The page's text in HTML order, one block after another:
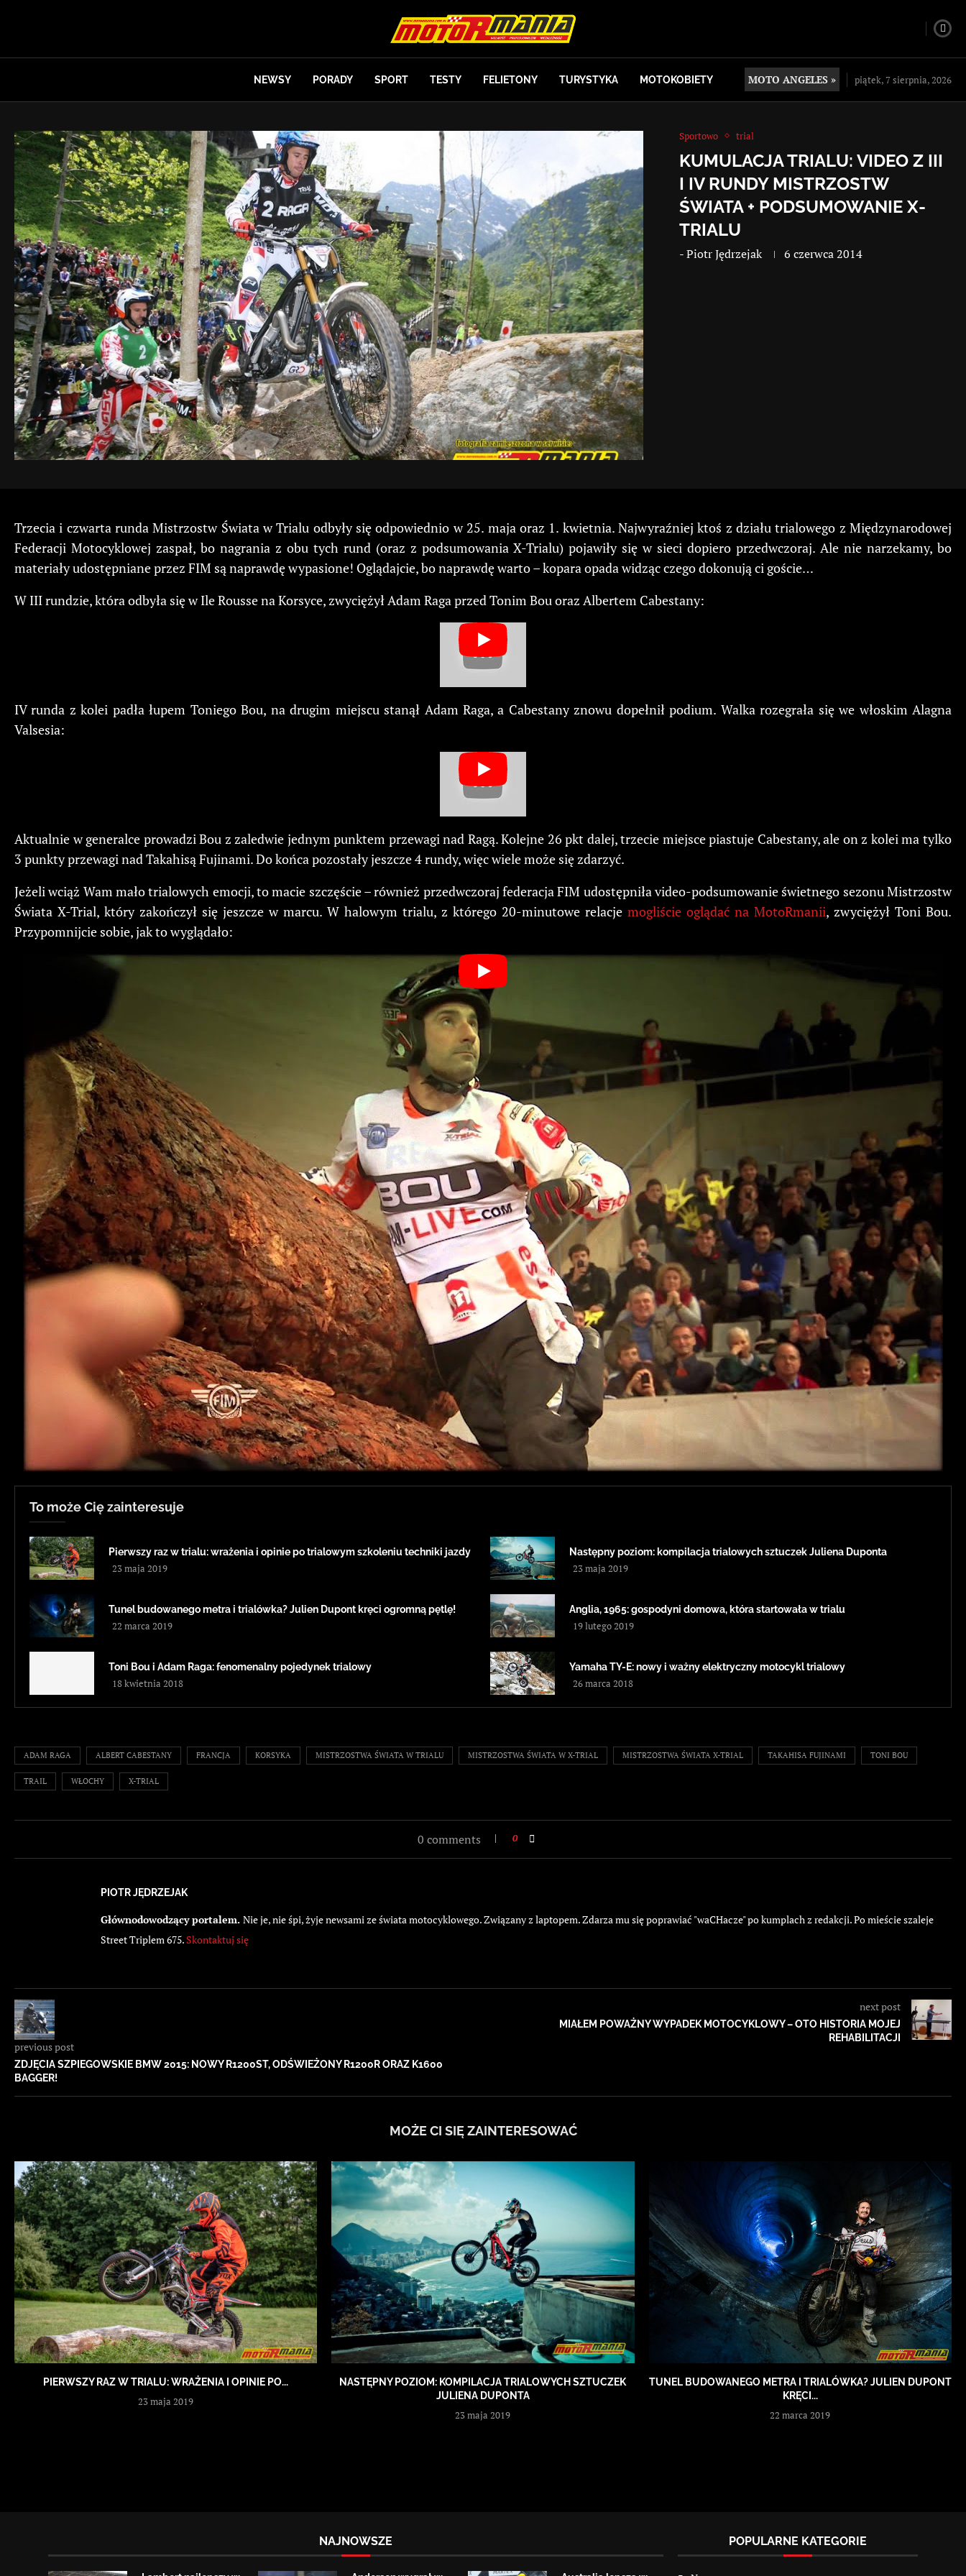
NEWSY PORADY SPORT TESTY FELIETONY TURYSTYKA MOTOKOBIETY MOTO ANGELES » piątek, 7 sierpnia, 2026
Sportowo trial
KUMULACJA TRIALU: VIDEO Z III
I IV RUNDY MISTRZOSTW
ŚWIATA + PODSUMOWANIE X-
TRIALU
-Piotr Jędrzejak 6 czerwca 2014
Trzecia i czwarta runda Mistrzostw Świata w Trialu odbyły się odpowiednio w 25. maja oraz 1. kwietnia. Najwyraźniej ktoś z działu trialowego z Międzynarodowej
Federacji Motocyklowej zaspał, bo nagrania z obu tych rund (oraz z podsumowania X-Trialu) pojawiły się w sieci dopiero przedwczoraj. Ale nie narzekamy, bo
materiały udostępniane przez FIM są naprawdę wypasione! Oglądajcie, bo naprawdę warto – kopara opada widząc czego dokonują ci goście…
W III rundzie, która odbyła się w Ile Rousse na Korsyce, zwyciężył Adam Raga przed Tonim Bou oraz Albertem Cabestany:
IV runda z kolei padła łupem Toniego Bou, na drugim miejscu stanął Adam Raga, a Cabestany znowu dopełnił podium. Walka rozegrała się we włoskim Alagna
Valsesia:
Aktualnie w generalce prowadzi Bou z zaledwie jednym punktem przewagi nad Ragą. Kolejne 26 pkt dalej, trzecie miejsce piastuje Cabestany, ale on z kolei ma tylko
3 punkty przewagi nad Takahisą Fujinami. Do końca pozostały jeszcze 4 rundy, więc wiele może się zdarzyć.
Jeżeli wciąż Wam mało trialowych emocji, to macie szczęście – również przedwczoraj federacja FIM udostępniła video-podsumowanie świetnego sezonu Mistrzostw
Świata X-Trial, który zakończył się jeszcze w marcu. W halowym trialu, z którego 20-minutowe relacje mogliście oglądać na MotoRmanii, zwyciężył Toni Bou.
Przypomnijcie sobie, jak to wyglądało:
To może Cię zainteresuje
Pierwszy raz w trialu: wrażenia i opinie po trialowym szkoleniu techniki jazdy
23 maja 2019
Następny poziom: kompilacja trialowych sztuczek Juliena Duponta
23 maja 2019
Tunel budowanego metra i trialówka? Julien Dupont kręci ogromną pętlę!
22 marca 2019
Anglia, 1965: gospodyni domowa, która startowała w trialu
19 lutego 2019
Toni Bou i Adam Raga: fenomenalny pojedynek trialowy
18 kwietnia 2018
Yamaha TY-E: nowy i ważny elektryczny motocykl trialowy
26 marca 2018
ADAM RAGA ALBERT CABESTANY FRANCJA KORSYKA MISTRZOSTWA ŚWIATA W TRIALU MISTRZOSTWA ŚWIATA W X-TRIAL MISTRZOSTWA ŚWIATA X-TRIAL TAKAHISA FUJINAMI TONI BOU
TRAIL WŁOCHY X-TRIAL
0 comments 0
PIOTR JĘDRZEJAK
Głównodowodzący portalem. Nie je, nie śpi, żyje newsami ze świata motocyklowego. Związany z laptopem. Zdarza mu się poprawiać "waCHacze" po kumplach z redakcji. Po mieście szaleje
Street Triplem 675. Skontaktuj się
previous post
ZDJĘCIA SZPIEGOWSKIE BMW 2015: NOWY R1200ST, ODŚWIEŻONY R1200R ORAZ K1600
BAGGER!
next post
MIAŁEM POWAŻNY WYPADEK MOTOCYKLOWY – OTO HISTORIA MOJEJ
REHABILITACJI
MOŻE CI SIĘ ZAINTERESOWAĆ
PIERWSZY RAZ W TRIALU: WRAŻENIA I OPINIE PO...
23 maja 2019
NASTĘPNY POZIOM: KOMPILACJA TRIALOWYCH SZTUCZEK
JULIENA DUPONTA
23 maja 2019
TUNEL BUDOWANEGO METRA I TRIALÓWKA? JULIEN DUPONT
KRĘCI...
22 marca 2019
NAJNOWSZE POPULARNE KATEGORIE